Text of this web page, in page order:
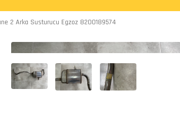
2 Arka Susturucu Egzoz 8200189574